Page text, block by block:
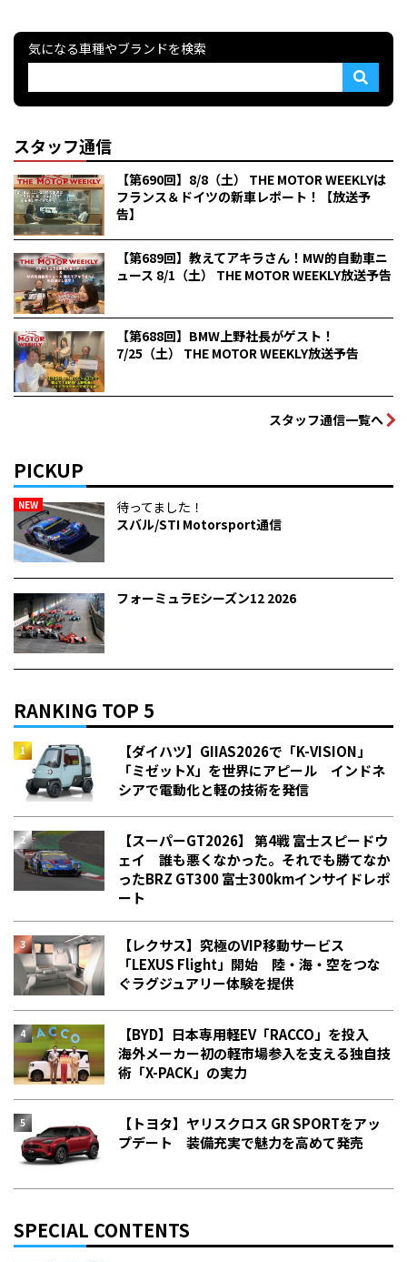
気になる車種やブランドを検索
スタッフ通信
【第690回】8/8（土） THE MOTOR WEEKLYは
フランス＆ドイツの新車レポート！【放送予
告】
【第689回】教えてアキラさん！MW的自動車ニ
ュース 8/1（土） THE MOTOR WEEKLY放送予告
【第688回】BMW上野社長がゲスト！
7/25（土） THE MOTOR WEEKLY放送予告
スタッフ通信一覧へ
PICKUP
NEW
待ってました！
スバル/STI Motorsport通信
フォーミュラEシーズン12 2026
RANKING TOP 5
【ダイハツ】GIIAS2026で「K-VISION」
「ミゼットX」を世界にアピール インドネ
シアで電動化と軽の技術を発信
【スーパーGT2026】 第4戦 富士スピードウ
ェイ 誰も悪くなかった。それでも勝てなか
った――BRZ GT300 富士300kmインサイドレポ
ート
【レクサス】究極のVIP移動サービス
「LEXUS Flight」開始 陸・海・空をつな
ぐラグジュアリー体験を提供
【BYD】日本専用軽EV「RACCO」を投入
海外メーカー初の軽市場参入を支える独自技
術「X-PACK」の実力
【トヨタ】ヤリスクロス GR SPORTをアッ
プデート 装備充実で魅力を高めて発売
SPECIAL CONTENTS